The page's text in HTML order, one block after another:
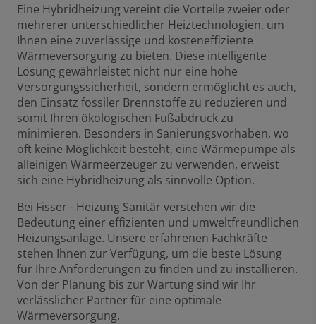
Eine Hybridheizung vereint die Vorteile zweier oder
mehrerer unterschiedlicher Heiztechnologien, um
Ihnen eine zuverlässige und kosteneffiziente
Wärmeversorgung zu bieten. Diese intelligente
Lösung gewährleistet nicht nur eine hohe
Versorgungssicherheit, sondern ermöglicht es auch,
den Einsatz fossiler Brennstoffe zu reduzieren und
somit Ihren ökologischen Fußabdruck zu
minimieren. Besonders in Sanierungsvorhaben, wo
oft keine Möglichkeit besteht, eine Wärmepumpe als
alleinigen Wärmeerzeuger zu verwenden, erweist
sich eine Hybridheizung als sinnvolle Option.
Bei Fisser - Heizung Sanitär verstehen wir die
Bedeutung einer effizienten und umweltfreundlichen
Heizungsanlage. Unsere erfahrenen Fachkräfte
stehen Ihnen zur Verfügung, um die beste Lösung
für Ihre Anforderungen zu finden und zu installieren.
Von der Planung bis zur Wartung sind wir Ihr
verlässlicher Partner für eine optimale
Wärmeversorgung.